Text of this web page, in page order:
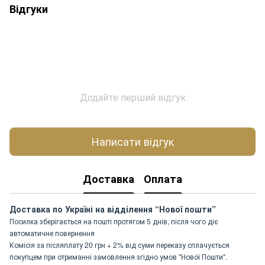
Відгуки
Додайте перший відгук
Написати відгук
Доставка Оплата
Доставка по Україні на відділення “Нової пошти”
Посилка зберігається на пошті протягом 5 днів, після чого діє
автоматичне повернення
Комісія за післяплату 20 грн + 2% від суми переказу сплачується
покупцем при отриманні замовлення згідно умов "Нової Пошти".